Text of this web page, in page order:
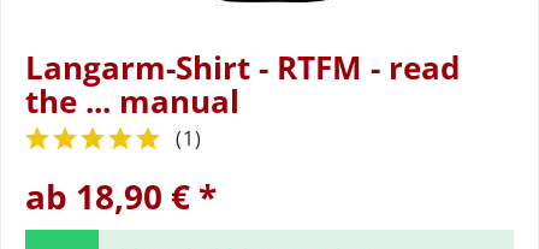
Langarm-Shirt - RTFM - read
the ... manual
(1)
ab 18,90 € *